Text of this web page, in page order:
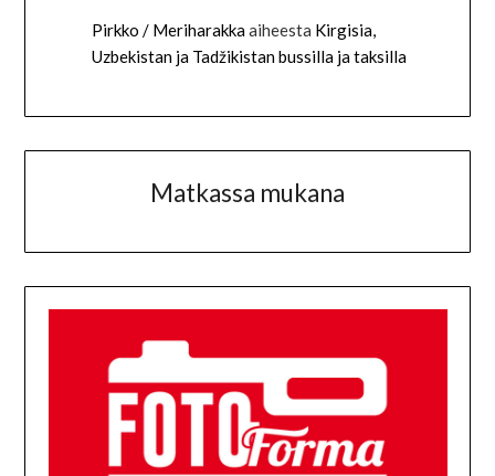
Pirkko / Meriharakkaaiheesta Kirgisia,
Uzbekistan ja Tadžikistan bussilla ja taksilla
Matkassa mukana